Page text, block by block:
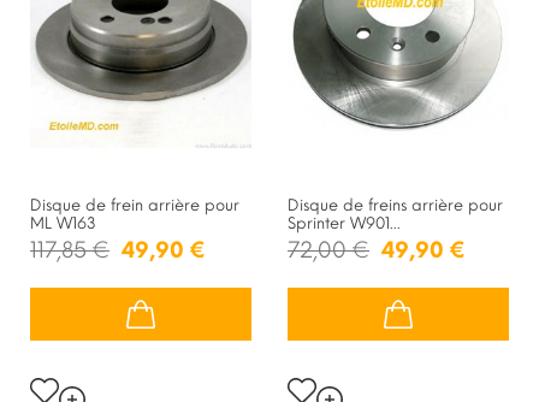
Disque de frein arrière pour
ML W163
117,85 € 49,90 €
Disque de freins arrière pour
Sprinter W901...
72,00 € 49,90 €